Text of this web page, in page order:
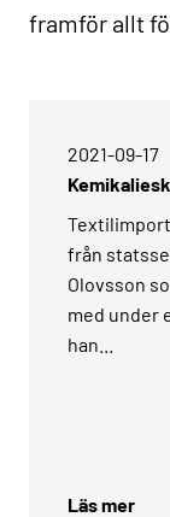
framför allt
2021-09-17­
från
Olovsson
med under
han...
Läs mer